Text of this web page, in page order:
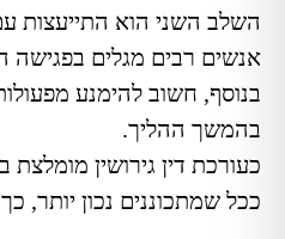
השלב השני הוא התייעצות
אנשים רבים מגלים בפגישה
בנוסף, חשוב להימנע
בהמשך ההליך.
כעורכת דין גירושין
ככל שמתכוננים נכון יותר,